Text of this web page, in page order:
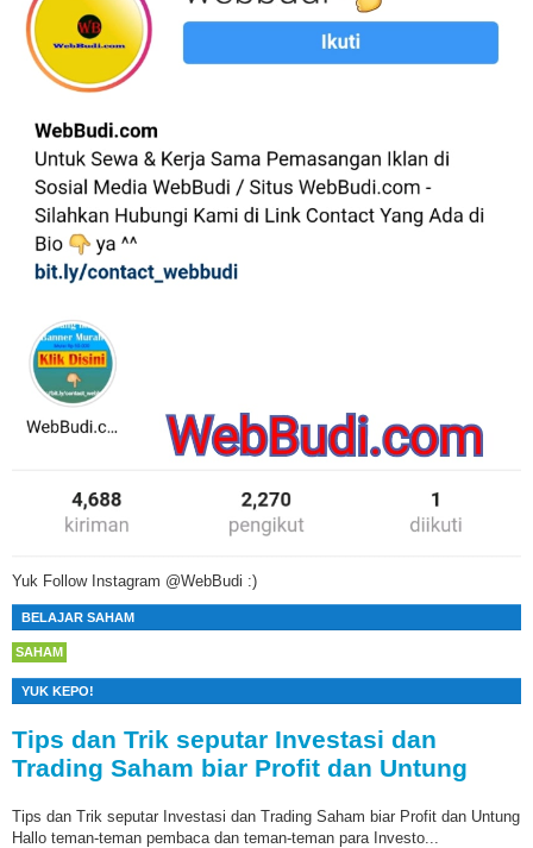
Yuk Follow Instagram @WebBudi :)
BELAJAR SAHAM
SAHAM
YUK KEPO!
Tips dan Trik seputar Investasi dan
Trading Saham biar Profit dan Untung
Tips dan Trik seputar Investasi dan Trading Saham biar Profit dan Untung
Hallo teman-teman pembaca dan teman-teman para Investo...